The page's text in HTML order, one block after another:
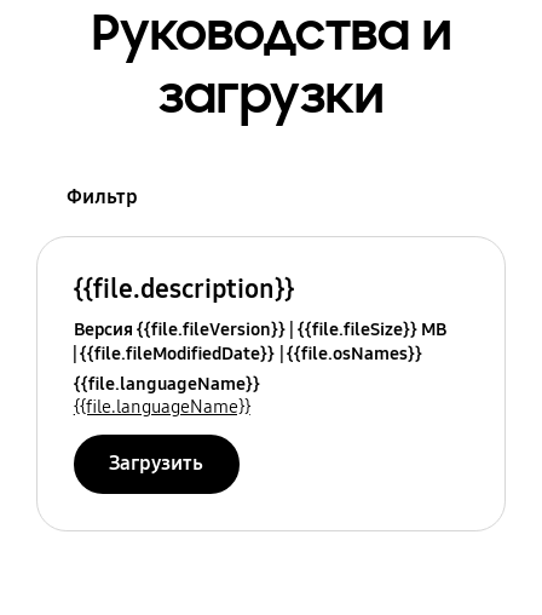
Руководства и
загрузки
Фильтр
{{file.description}}
Версия {{file.fileVersion}} {{file.fileSize}} MB
{{file.fileModifiedDate}} {{file.osNames}}
{{file.languageName}}
{{file.languageName}}
Загрузить